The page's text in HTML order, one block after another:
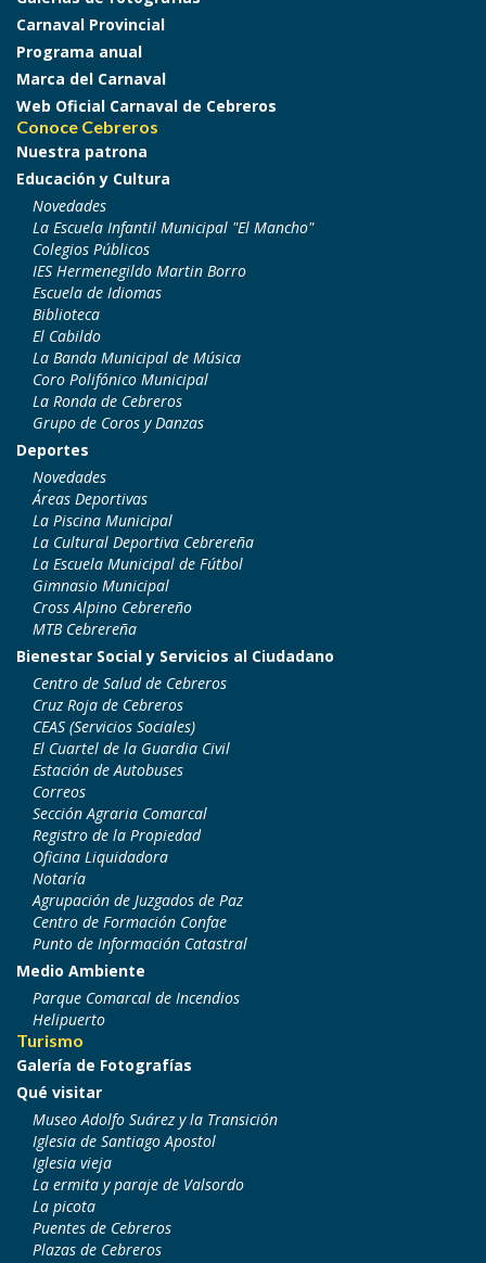
Carnaval Provincial
Programa anual
Marca del Carnaval
Web Oficial Carnaval de Cebreros
Conoce Cebreros
Nuestra patrona
Educación y Cultura
Novedades
La Escuela Infantil Municipal "El Mancho"
Colegios Públicos
IES Hermenegildo Martin Borro
Escuela de Idiomas
Biblioteca
El Cabildo
La Banda Municipal de Música
Coro Polifónico Municipal
La Ronda de Cebreros
Grupo de Coros y Danzas
Deportes
Novedades
Áreas Deportivas
La Piscina Municipal
La Cultural Deportiva Cebrereña
La Escuela Municipal de Fútbol
Gimnasio Municipal
Cross Alpino Cebrereño
MTB Cebrereña
Bienestar Social y Servicios al Ciudadano
Centro de Salud de Cebreros
Cruz Roja de Cebreros
CEAS (Servicios Sociales)
El Cuartel de la Guardia Civil
Estación de Autobuses
Correos
Sección Agraria Comarcal
Registro de la Propiedad
Oficina Liquidadora
Notaría
Agrupación de Juzgados de Paz
Centro de Formación Confae
Punto de Información Catastral
Medio Ambiente
Parque Comarcal de Incendios
Helipuerto
Turismo
Galería de Fotografías
Qué visitar
Museo Adolfo Suárez y la Transición
Iglesia de Santiago Apostol
Iglesia vieja
La ermita y paraje de Valsordo
La picota
Puentes de Cebreros
Plazas de Cebreros